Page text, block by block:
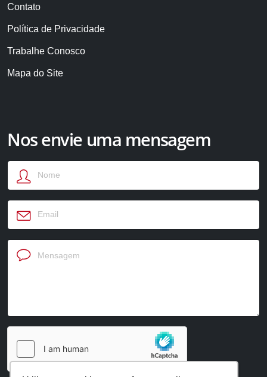
Contato
Política de Privacidade
Trabalhe Conosco
Mapa do Site
Nos envie uma mensagem